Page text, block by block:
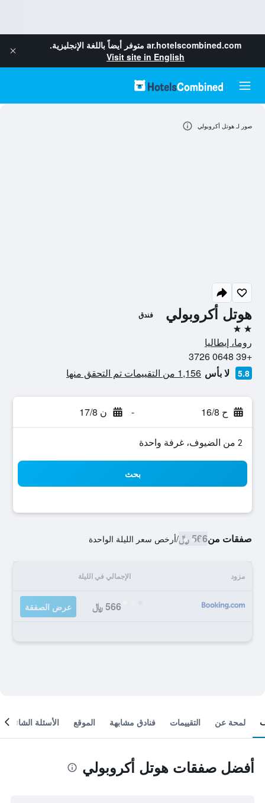
ar.hotelscombined.com متوفر أيضاً باللغة الإنجليزية.
Visit site in English
هوتل أكروبولي فندق
2 نجمتين
روما، إيطاليا
+39 0648 3726
5.8 لا بأس 1,156 من التقييمات تم التحقق منها
ح 16/8 - ن 17/8
2 من الضيوف، غرفة واحدة
بحث
صفقات من566 ﷼ /أرخص سعر الليلة الواحدة
مزود الإجمالي في الليلة
566 ﷼ عرض الصفقة
صور لـ هوتل أكروبولي
لمحة عن التقييمات فنادق مشابهة الموقع الأسئلة الشائعة
أفضل صفقات هوتل أكروبولي